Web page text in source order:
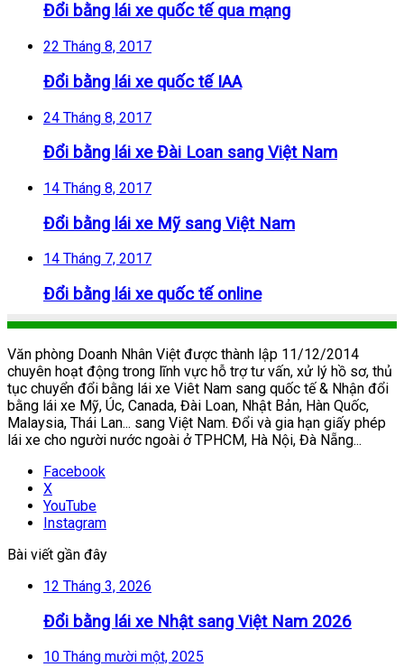
Đổi bằng lái xe quốc tế qua mạng
22 Tháng 8, 2017
Đổi bằng lái xe quốc tế IAA
24 Tháng 8, 2017
Đổi bằng lái xe Đài Loan sang Việt Nam
14 Tháng 8, 2017
Đổi bằng lái xe Mỹ sang Việt Nam
14 Tháng 7, 2017
Đổi bằng lái xe quốc tế online
Văn phòng Doanh Nhân Việt được thành lập 11/12/2014
chuyên hoạt động trong lĩnh vực hỗ trợ tư vấn, xử lý hồ sơ, thủ
tục chuyển đổi bằng lái xe Viêt Nam sang quốc tế & Nhận đổi
bằng lái xe Mỹ, Úc, Canada, Đài Loan, Nhật Bản, Hàn Quốc,
Malaysia, Thái Lan... sang Việt Nam. Đổi và gia hạn giấy phép
lái xe cho người nước ngoài ở TPHCM, Hà Nội, Đà Nẵng...
Facebook
X
YouTube
Instagram
Bài viết gần đây
12 Tháng 3, 2026
Đổi bằng lái xe Nhật sang Việt Nam 2026
10 Tháng mười một, 2025